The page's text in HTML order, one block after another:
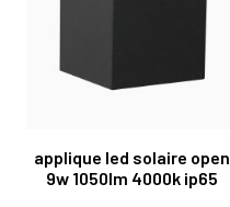
applique led solaire open
9w 1050lm 4000k ip65